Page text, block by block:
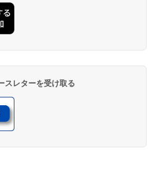
スレターを受け取る